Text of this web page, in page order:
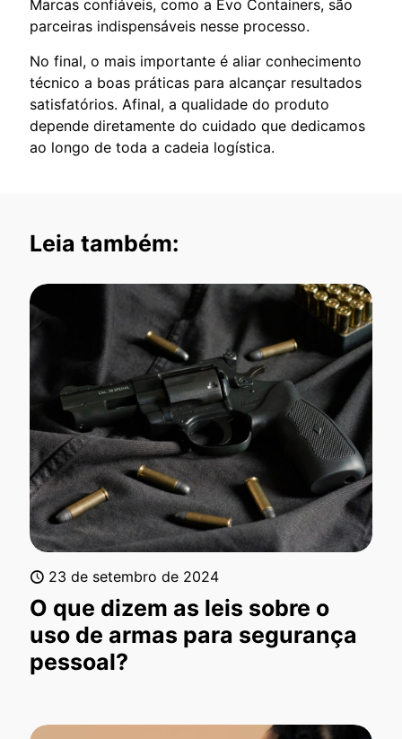
Marcas confiáveis, como a Evo Containers, são
parceiras indispensáveis nesse processo.
No final, o mais importante é aliar conhecimento
técnico a boas práticas para alcançar resultados
satisfatórios. Afinal, a qualidade do produto
depende diretamente do cuidado que dedicamos
ao longo de toda a cadeia logística.
Leia também:
23 de setembro de 2024
O que dizem as leis sobre o
uso de armas para segurança
pessoal?